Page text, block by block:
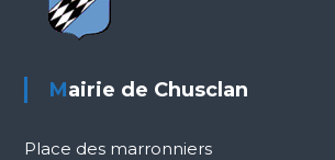
Mairie de Chusclan
Place des marronniers